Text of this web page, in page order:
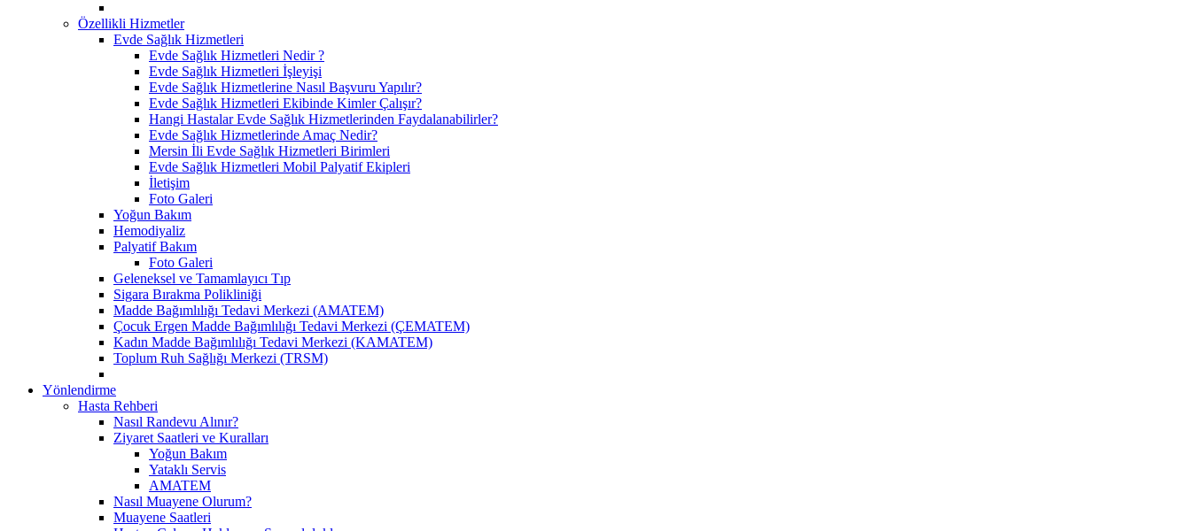
Özellikli Hizmetler
Evde Sağlık Hizmetleri
Evde Sağlık Hizmetleri Nedir ?
Evde Sağlık Hizmetleri İşleyişi
Evde Sağlık Hizmetlerine Nasıl Başvuru Yapılır?
Evde Sağlık Hizmetleri Ekibinde Kimler Çalışır?
Hangi Hastalar Evde Sağlık Hizmetlerinden Faydalanabilirler?
Evde Sağlık Hizmetlerinde Amaç Nedir?
Mersin İli Evde Sağlık Hizmetleri Birimleri
Evde Sağlık Hizmetleri Mobil Palyatif Ekipleri
İletişim
Foto Galeri
Yoğun Bakım
Hemodiyaliz
Palyatif Bakım
Foto Galeri
Geleneksel ve Tamamlayıcı Tıp
Sigara Bırakma Polikliniği
Madde Bağımlılığı Tedavi Merkezi (AMATEM)
Çocuk Ergen Madde Bağımlılığı Tedavi Merkezi (ÇEMATEM)
Kadın Madde Bağımlılığı Tedavi Merkezi (KAMATEM)
Toplum Ruh Sağlığı Merkezi (TRSM)
Yönlendirme
Hasta Rehberi
Nasıl Randevu Alınır?
Ziyaret Saatleri ve Kuralları
Yoğun Bakım
Yataklı Servis
AMATEM
Nasıl Muayene Olurum?
Muayene Saatleri